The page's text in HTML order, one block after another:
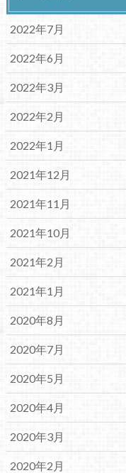
2022年7月
2022年6月
2022年3月
2022年2月
2022年1月
2021年12月
2021年11月
2021年10月
2021年2月
2021年1月
2020年8月
2020年7月
2020年5月
2020年4月
2020年3月
2020年2月